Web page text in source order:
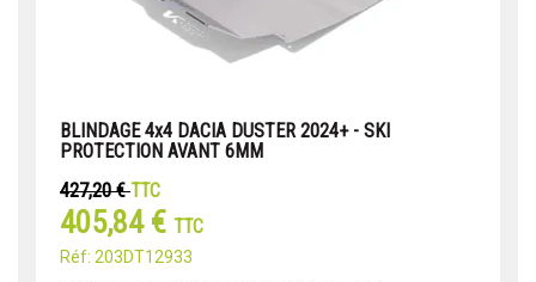
BLINDAGE 4x4 DACIA DUSTER 2024+ - SKI
PROTECTION AVANT 6MM
427,20 €TTC
405,84 € TTC
Réf: 203DT12933